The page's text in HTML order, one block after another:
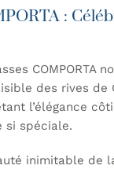
:
COMPORTA
des rives de
l’élégance
si spéciale.
inimitable de